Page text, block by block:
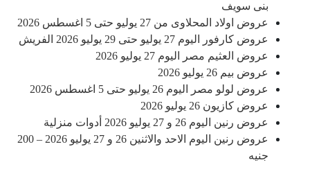
بنى سويف
عروض اولاد المحلاوى من 27 يوليو حتى 5 اغسطس 2026
عروض كارفور اليوم 27 يوليو حتى 29 يوليو 2026 الفريش
عروض العثيم مصر اليوم 27 يوليو 2026
عروض بيم 26 يوليو 2026
عروض لولو مصر اليوم 26 يوليو حتى 5 اغسطس 2026
عروض كازيون 26 يوليو 2026
عروض رنين اليوم 26 و 27 يوليو 2026 أدوات منزلية
عروض رنين اليوم الاحد والاثنين 26 و 27 يوليو 2026 – 200
جنيه